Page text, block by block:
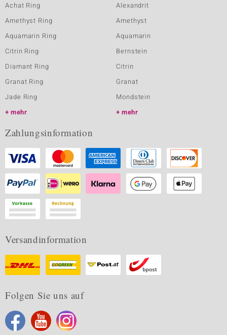
Achat Ring
Amethyst Ring
Aquamarin Ring
Citrin Ring
Diamant Ring
Granat Ring
Jade Ring
mehr
Alexandrit
Amethyst
Aquamarin
Bernstein
Citrin
Granat
Mondstein
mehr
Zahlungsinformation
Versandinformation
Folgen Sie uns auf